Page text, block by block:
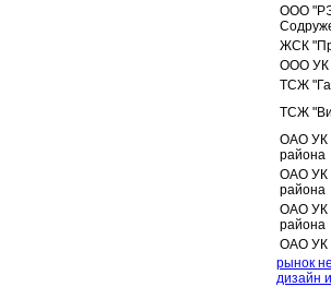
ООО
ЖСК
ООО УК
ТСЖ
ТСЖ
ОАО УК
района
ОАО УК
района
ОАО УК
района
ОАО УК
рынок
дизайн